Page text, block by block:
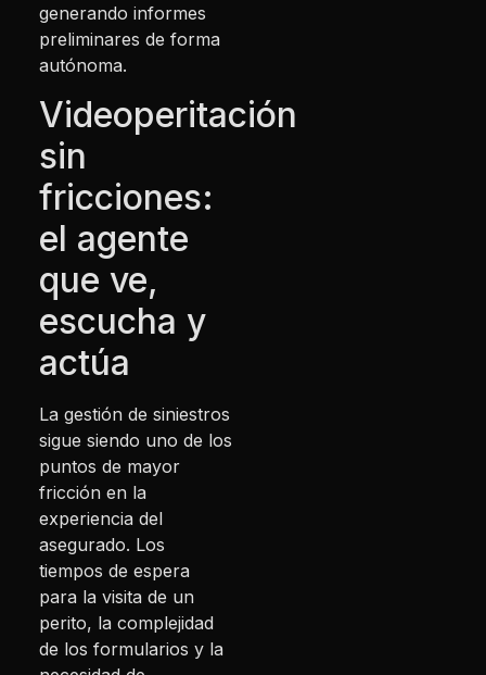
generando informes
preliminares de forma
autónoma.
Videoperitación
sin
fricciones:
el agente
que ve,
escucha y
actúa
La gestión de siniestros
sigue siendo uno de los
puntos de mayor
fricción en la
experiencia del
asegurado. Los
tiempos de espera
para la visita de un
perito, la complejidad
de los formularios y la